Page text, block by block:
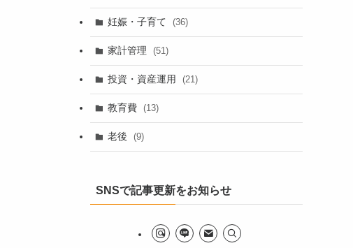
妊娠・子育て (36)
家計管理 (51)
投資・資産運用 (21)
教育費 (13)
老後 (9)
SNSで記事更新をお知らせ